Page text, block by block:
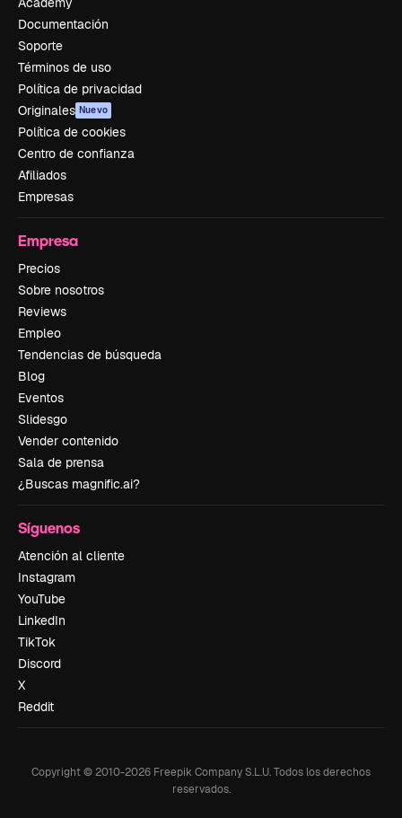
Documentación
Soporte
Términos de uso
Política de privacidad
Originales Nuevo
Política de cookies
Centro de confianza
Afiliados
Empresas
Empresa
Precios
Sobre nosotros
Reviews
Empleo
Tendencias de búsqueda
Blog
Eventos
Slidesgo
Vender contenido
Sala de prensa
¿Buscas magnific.ai?
Síguenos
Atención al cliente
Instagram
YouTube
LinkedIn
TikTok
Discord
X
Reddit
Copyright © 2010-2026 Freepik Company S.L.U.Todos los derechos
reservados.